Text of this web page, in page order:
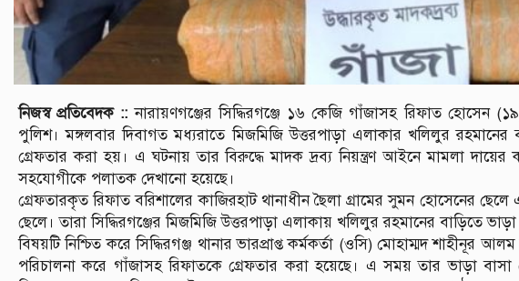
নিজস্ব প্রতিবেদক :: নারায়ণগঞ্জের সিদ্ধিরগঞ্জে ১৬ কেজি গাঁজাসহ রিফাত হোসেন
পুলিশ। মঙ্গলবার দিবাগত মধ্যরাতে মিজমিজি উত্তরপাড়া এলাকার খলিলুর
গ্রেফতার করা হয়। এ ঘটনায় তার বিরুদ্ধে মাদক দ্রব্য নিয়ন্ত্রণ আইনে মামলা
সহযোগীকে পলাতক দেখানো হয়েছে।
গ্রেফতারকৃত রিফাত বরিশালের কাজিরহাট থানাধীন ছৈলা গ্রামের সুমন হোসেনের
ছেলে। তারা সিদ্ধিরগঞ্জের মিজমিজি উত্তরপাড়া এলাকায় খলিলুর রহমানের বাড়িতে
বিষয়টি নিশ্চিত করে সিদ্ধিরগঞ্জ থানার ভারপ্রাপ্ত কর্মকর্তা (ওসি) মোহাম্মদ শাহীনূর
পরিচালনা করে গাঁজাসহ রিফাতকে গ্রেফতার করা হয়েছে। এ সময় তার ভাড়া